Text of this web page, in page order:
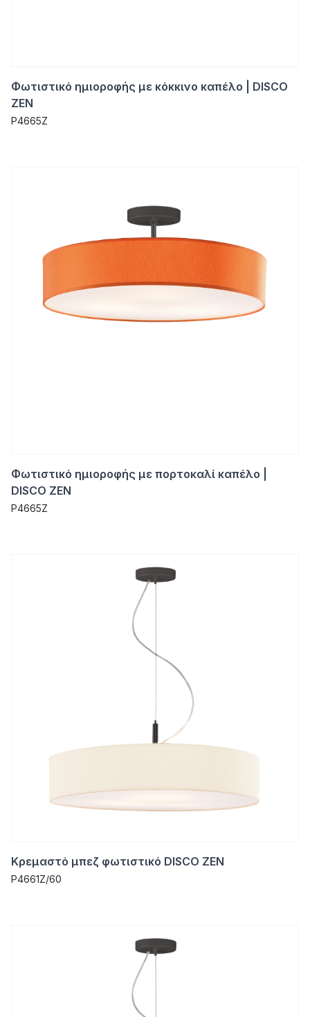
Φωτιστικό ημιοροφής με κόκκινο καπέλο | DISCO
ZEN
P4665Z
Φωτιστικό ημιοροφής με πορτοκαλί καπέλο |
DISCO ZEN
P4665Z
Κρεμαστό μπεζ φωτιστικό DISCO ZEN
P4661Z/60